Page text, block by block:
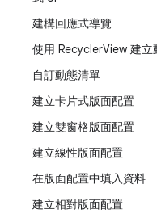
建構回應式導覽
使用 RecyclerView 建立
自訂動態清單
建立卡片式版面配置
建立雙窗格版面配置
建立線性版面配置
在版面配置中填入資料
建立相對版面配置